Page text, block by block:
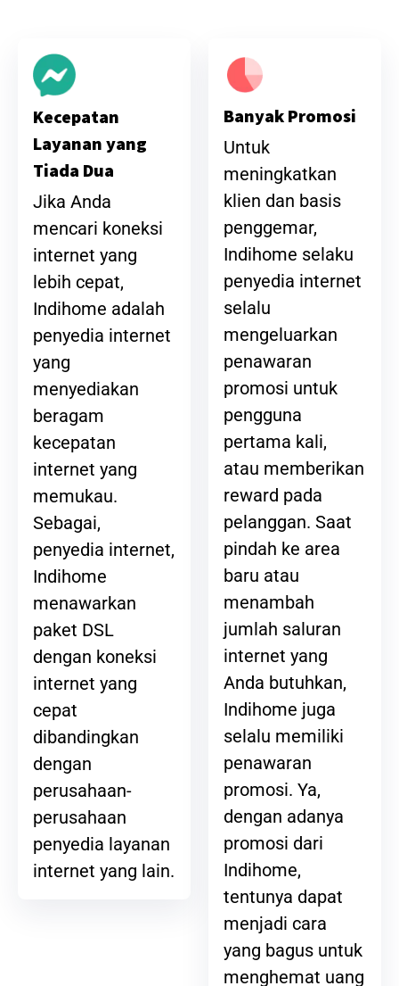
Kecepatan
Layanan yang
Tiada Dua
Jika Anda
mencari koneksi
internet yang
lebih cepat,
Indihome adalah
penyedia internet
yang
menyediakan
beragam
kecepatan
internet yang
memukau.
Sebagai,
penyedia internet,
Indihome
menawarkan
paket DSL
dengan koneksi
internet yang
cepat
dibandingkan
dengan
perusahaan-
perusahaan
penyedia layanan
internet yang lain.
Banyak Promosi
Untuk
meningkatkan
klien dan basis
penggemar,
Indihome selaku
penyedia internet
selalu
mengeluarkan
penawaran
promosi untuk
pengguna
pertama kali,
atau memberikan
reward pada
pelanggan. Saat
pindah ke area
baru atau
menambah
jumlah saluran
internet yang
Anda butuhkan,
Indihome juga
selalu memiliki
penawaran
promosi. Ya,
dengan adanya
promosi dari
Indihome,
tentunya dapat
menjadi cara
yang bagus untuk
menghemat uang